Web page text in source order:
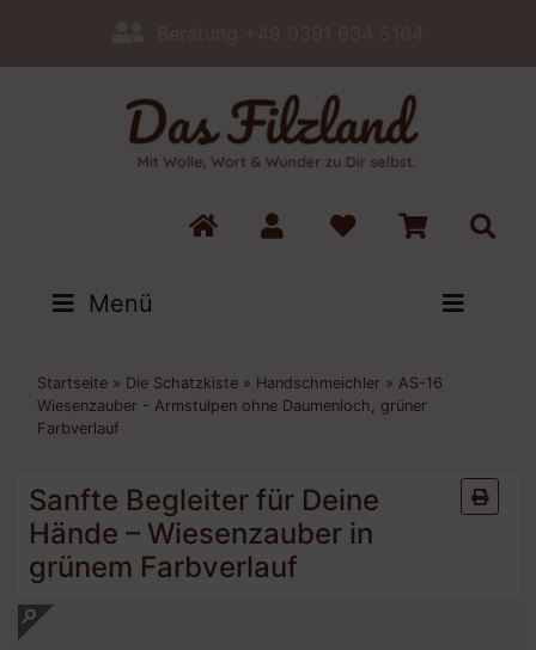
Menü
Startseite » Die Schatzkiste » Handschmeichler » AS-16
Wiesenzauber - Armstulpen ohne Daumenloch, grüner
Farbverlauf
Sanfte Begleiter für Deine
Hände – Wiesenzauber in
grünem Farbverlauf